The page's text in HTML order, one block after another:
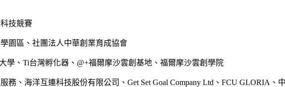
技競賽
園區、社團法人中華創業育成協會
學、Ti台灣孵化器、@+福爾摩沙雲創基地、福爾摩沙雲創學院
務、海洋互連科技股份有限公司、Get Set Goal Company Ltd、FCU GLORIA